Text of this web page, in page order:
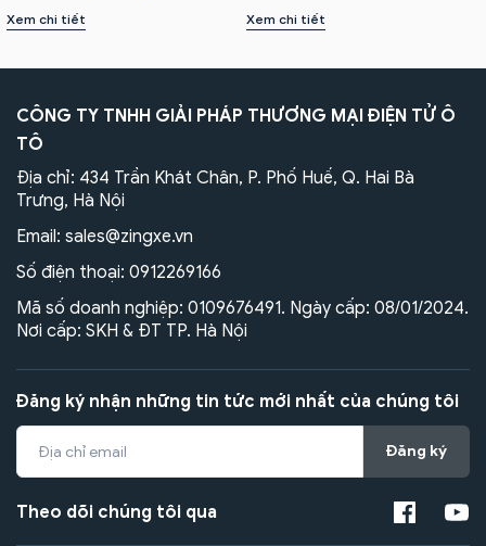
Xem chi tiết Xem chi tiết
CÔNG TY TNHH GIẢI PHÁP THƯƠNG MẠI ĐIỆN TỬ Ô
TÔ
Địa chỉ: 434 Trần Khát Chân, P. Phố Huế, Q. Hai Bà
Trưng, Hà Nội
Email: sales@zingxe.vn
Số điện thoại: 0912269166
Mã số doanh nghiệp: 0109676491. Ngày cấp: 08/01/2024.
Nơi cấp: SKH & ĐT TP. Hà Nội
Đăng ký nhận những tin tức mới nhất của chúng tôi
Đăng ký
Theo dõi chúng tôi qua